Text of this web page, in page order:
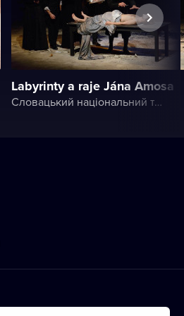
Labyrinty a raje Jána Amosa
Словацький національний театр